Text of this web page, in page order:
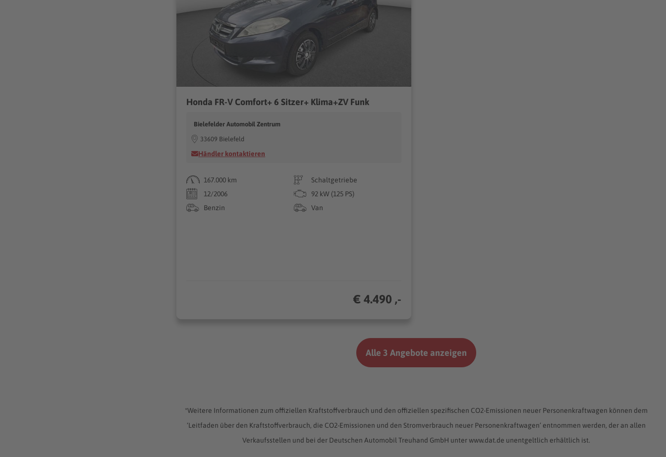
Honda FR-V Comfort+ 6 Sitzer+ Klima+ZV Funk
Bielefelder Automobil Zentrum
33609 Bielefeld
Händler kontaktieren
167.000 km
Schaltgetriebe
12/2006
92 kW (125 PS)
Benzin
Van
€ 4.490 ,-
Alle 3 Angebote anzeigen
*Weitere Informationen zum offiziellen Kraftstoffverbrauch und den offiziellen spezifischen CO2-Emissionen neuer Personenkraftwagen können dem
‘Leitfaden über den Kraftstoffverbrauch, die CO2-Emissionen und den Stromverbrauch neuer Personenkraftwagen’ entnommen werden, der an allen
Verkaufsstellen und bei der Deutschen Automobil Treuhand GmbH unter www.dat.de unentgeltlich erhältlich ist.